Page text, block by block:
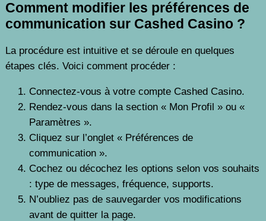
Comment modifier les préférences de
communication sur Cashed Casino ?
La procédure est intuitive et se déroule en quelques
étapes clés. Voici comment procéder :
Connectez-vous à votre compte Cashed Casino.
Rendez-vous dans la section « Mon Profil » ou «
Paramètres ».
Cliquez sur l’onglet « Préférences de
communication ».
Cochez ou décochez les options selon vos souhaits
: type de messages, fréquence, supports.
N’oubliez pas de sauvegarder vos modifications
avant de quitter la page.